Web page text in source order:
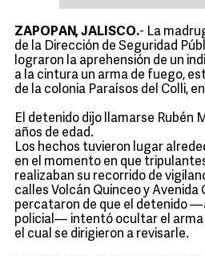
ZAPOPAN, JALISCO.- La
de la Dirección de Seguridad
lograron la aprehensión de un
a la cintura un arma de fuego,
de la colonia Paraísos del Colli,
El detenido dijo llamarse Rubén
años de edad.
Los hechos tuvieron lugar
en el momento en que
realizaban su recorrido de
calles Volcán Quinceo y Avenida
percataron de que el detenido
policial— intentó ocultar el arma
el cual se dirigieron a revisarle.